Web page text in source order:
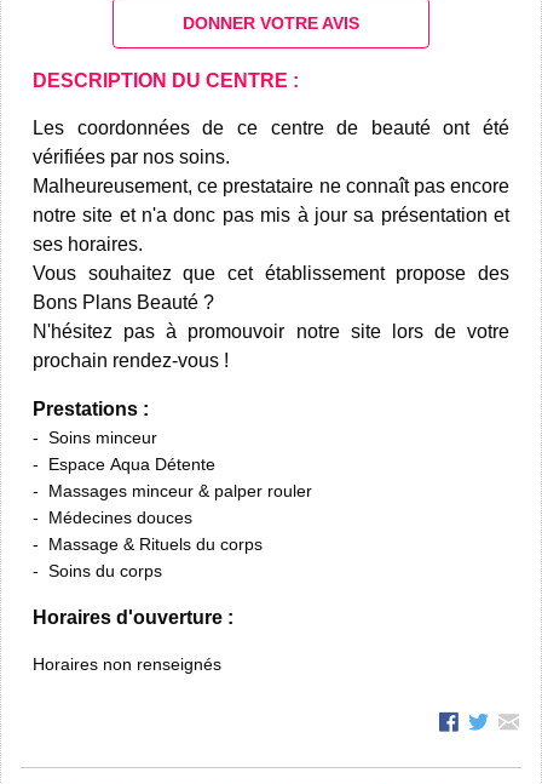
DONNER VOTRE AVIS
DESCRIPTION DU CENTRE :
Les coordonnées de ce centre de beauté ont été
vérifiées par nos soins.
Malheureusement, ce prestataire ne connaît pas encore
notre site et n'a donc pas mis à jour sa présentation et
ses horaires.
Vous souhaitez que cet établissement propose des
Bons Plans Beauté ?
N'hésitez pas à promouvoir notre site lors de votre
prochain rendez-vous !
Prestations :
Soins minceur
Espace Aqua Détente
Massages minceur & palper rouler
Médecines douces
Massage & Rituels du corps
Soins du corps
Horaires d'ouverture :
Horaires non renseignés